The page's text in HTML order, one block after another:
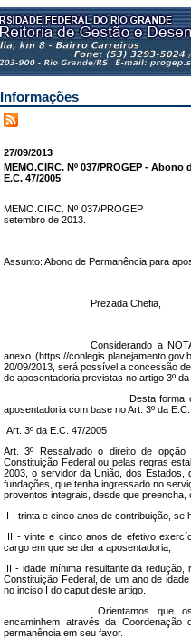
Informações
27/09/2013
MEMO.CIRC. Nº 037/PROGEP -
E.C. 47/2005
MEMO.CIRC. Nº 037/PROGEP
setembro de 2013.
Assunto: Abono de Permanência para
Prezada Chefia,
Considerando a
anexo (https://
20/09/2013, será possível a concessão
de aposentadoria previstas no artigo 3º
Desta forma
aposentadoria com base no Art. 3º da
Art. 3º da E.C. 47/2005
Art. 3º Ressalvado o direito de
Constituição Federal ou pelas regras
2003, o servidor da União, dos Estados,
fundações, que tenha ingressado no
proventos integrais, desde que
I - trinta e cinco anos de contribuição, se
II - vinte e cinco anos de efetivo
cargo em que se der a aposentadoria;
III - idade mínima resultante da
Constituição Federal, de um ano de
no inciso I do caput deste artigo.
Orientamos que
encaminhem através da Coordenação
permanência em seu favor.